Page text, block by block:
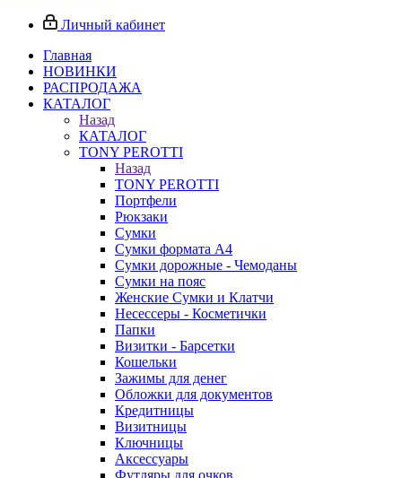
Личный кабинет
Главная
НОВИНКИ
РАСПРОДАЖА
КАТАЛОГ
Назад
КАТАЛОГ
TONY PEROTTI
Назад
TONY PEROTTI
Портфели
Рюкзаки
Сумки
Сумки формата А4
Сумки дорожные - Чемоданы
Сумки на пояс
Женские Сумки и Клатчи
Несессеры - Косметички
Папки
Визитки - Барсетки
Кошельки
Зажимы для денег
Обложки для документов
Кредитницы
Визитницы
Ключницы
Аксессуары
Футляры для очков